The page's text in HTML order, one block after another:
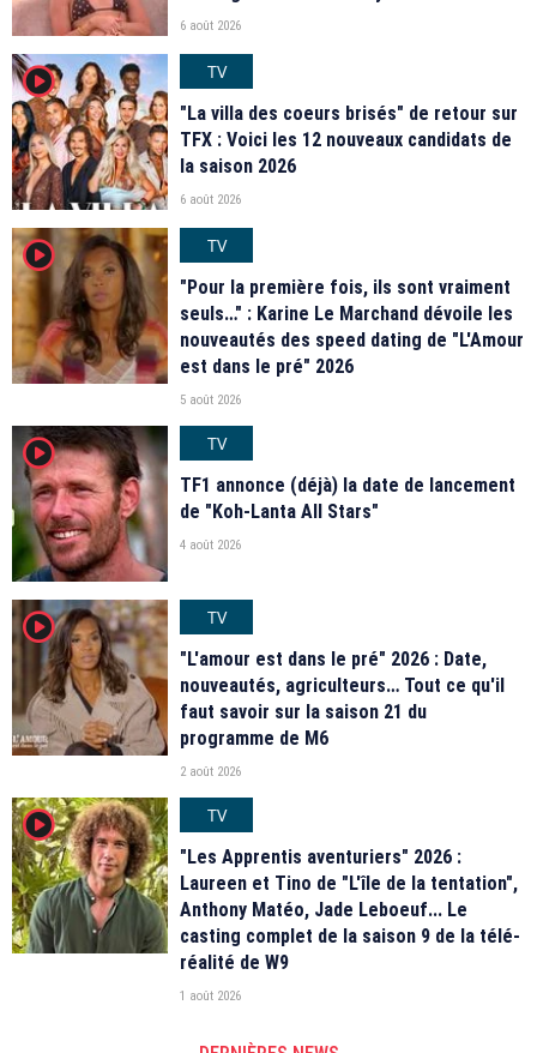
6 août 2026
player2
TV
"La villa des coeurs brisés" de retour sur
TFX : Voici les 12 nouveaux candidats de
la saison 2026
6 août 2026
player2
TV
"Pour la première fois, ils sont vraiment
seuls…" : Karine Le Marchand dévoile les
nouveautés des speed dating de "L'Amour
est dans le pré" 2026
5 août 2026
player2
TV
TF1 annonce (déjà) la date de lancement
de "Koh-Lanta All Stars"
4 août 2026
player2
TV
"L'amour est dans le pré" 2026 : Date,
nouveautés, agriculteurs… Tout ce qu'il
faut savoir sur la saison 21 du
programme de M6
2 août 2026
player2
TV
"Les Apprentis aventuriers" 2026 :
Laureen et Tino de "L'île de la tentation",
Anthony Matéo, Jade Leboeuf... Le
casting complet de la saison 9 de la télé-
réalité de W9
1 août 2026